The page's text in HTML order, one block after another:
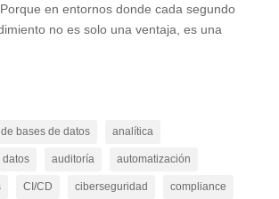
en entornos donde cada segundo
no es solo una ventaja, es una
bases de datos analítica
datos auditoría automatización
CI/CD ciberseguridad compliance